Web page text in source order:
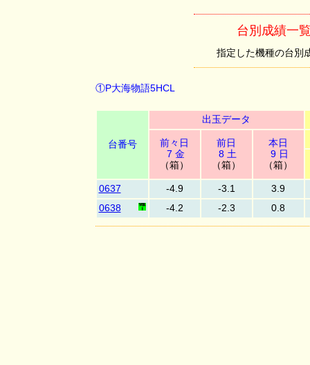
台別成績一
指定した機種の台別
①P大海物語5HCL
台番号
出玉データ
前々日
7 金
（箱）
前日
8 土
（箱）
本日
9 日
（箱）
0637 -4.9 -3.1
3.9
0638
-4.2 -2.3 0.8